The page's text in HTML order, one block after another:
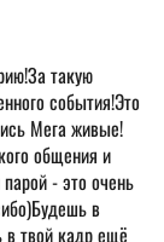
такую
события!Это
Мега живые!
общения и
- это очень
в
твой кадр ещё